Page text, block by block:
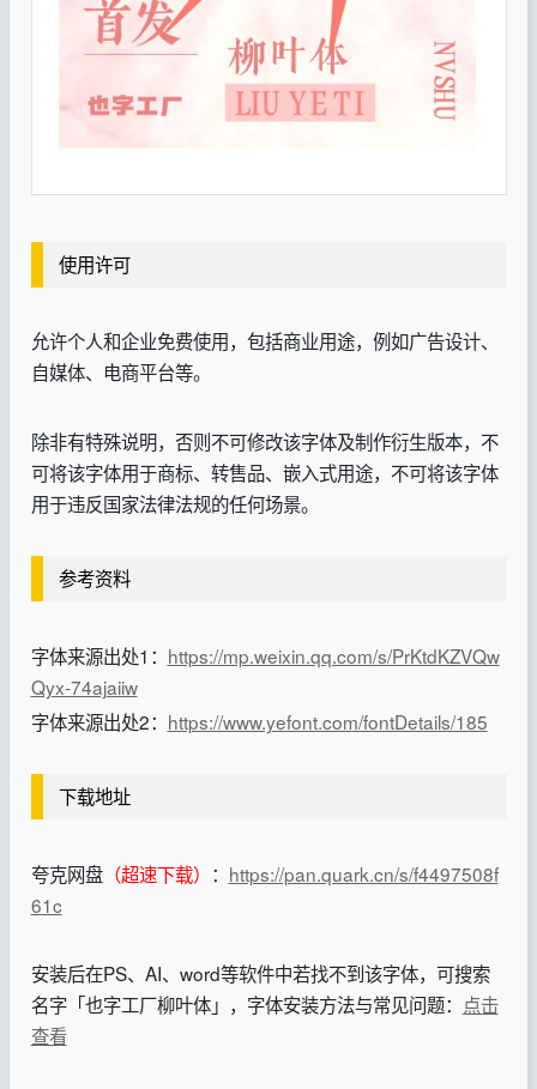
使用许可
允许个人和企业免费使用，包括商业用途，例如广告设计、
自媒体、电商平台等。
除非有特殊说明，否则不可修改该字体及制作衍生版本，不
可将该字体用于商标、转售品、嵌入式用途，不可将该字体
用于违反国家法律法规的任何场景。
参考资料
字体来源出处1： https://mp.weixin.qq.com/s/PrKtdKZVQw
Qyx-74ajaiiw
字体来源出处2： https://www.yefont.com/fontDetails/185
下载地址
夸克网盘（超速下载） ： https://pan.quark.cn/s/f4497508f
61c
安装后在PS、AI、word等软件中若找不到该字体，可搜索
名字「也字工厂柳叶体」，字体安装方法与常见问题： 点击
查看